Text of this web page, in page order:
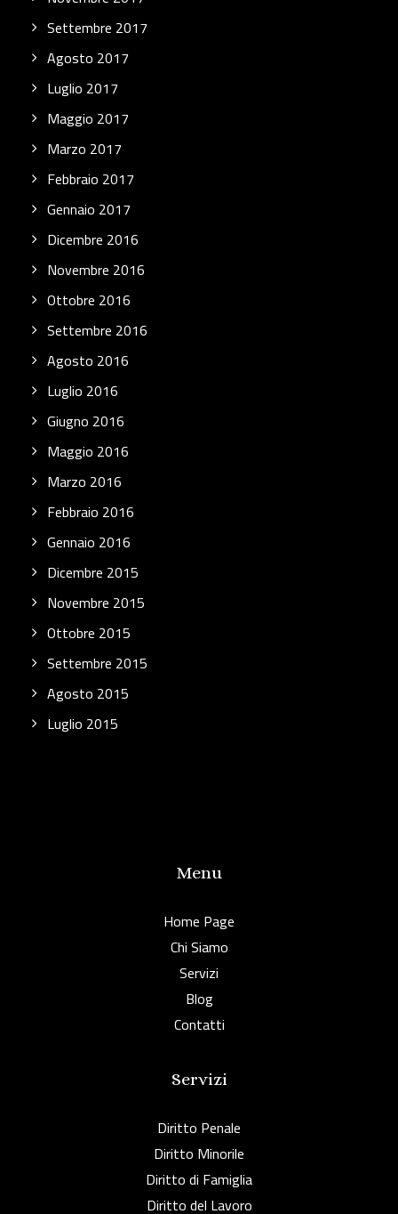
Settembre 2017
Agosto 2017
Luglio 2017
Maggio 2017
Marzo 2017
Febbraio 2017
Gennaio 2017
Dicembre 2016
Novembre 2016
Ottobre 2016
Settembre 2016
Agosto 2016
Luglio 2016
Giugno 2016
Maggio 2016
Marzo 2016
Febbraio 2016
Gennaio 2016
Dicembre 2015
Novembre 2015
Ottobre 2015
Settembre 2015
Agosto 2015
Luglio 2015
Menu
Home Page
Chi Siamo
Servizi
Blog
Contatti
Servizi
Diritto Penale
Diritto Minorile
Diritto di Famiglia
Diritto del Lavoro